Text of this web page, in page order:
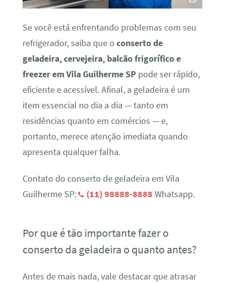
Se você está enfrentando problemas com seu
refrigerador, saiba que o conserto de
geladeira, cervejeira, balcão frigorífico e
freezer em Vila Guilherme SP pode ser rápido,
eficiente e acessível. Afinal, a geladeira é um
item essencial no dia a dia — tanto em
residências quanto em comércios — e,
portanto, merece atenção imediata quando
apresenta qualquer falha.
Contato do conserto de geladeira em Vila
Guilherme SP:
(11) 98888-8888 Whatsapp.
Por que é tão importante fazer o
conserto da geladeira o quanto antes?
Antes de mais nada, vale destacar que atrasar